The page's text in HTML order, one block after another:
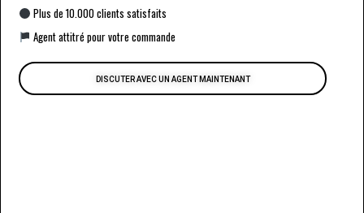
Plus de 10.000 clients satisfaits
Agent attitré pour votre commande
DISCUTER AVEC UN AGENT MAINTENANT